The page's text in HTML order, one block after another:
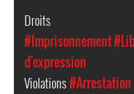
Droits
#Imprisonnement
d'expression
Violations